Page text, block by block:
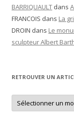
BARRIQUAULT dans
FRANCOIS dans La
DROIN dans Le
sculpteur Albert
RETROUVER UN
Retrouver
un
article